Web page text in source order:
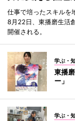
仕事で培ったスキルを
8月22日、東播磨生活
開催される。
学ぶ・
東播
ー」
学ぶ・